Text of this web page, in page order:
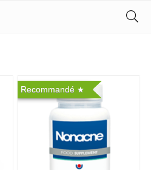
Recommandé